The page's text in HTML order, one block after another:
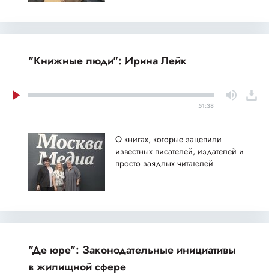
"Книжные люди": Ирина Лейк
51:38
О книгах, которые зацепили
известных писателей, издателей и
просто заядлых читателей
"Де юре": Законодательные инициативы
в жилищной сфере